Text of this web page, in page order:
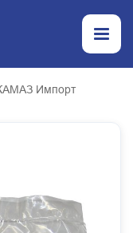
КАМАЗ Импорт